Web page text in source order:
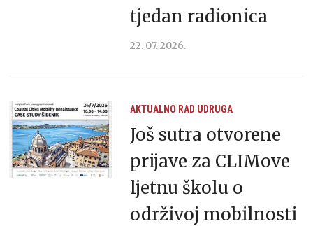
tjedan radionica
22. 07. 2026.
AKTUALNO RAD UDRUGA
Još sutra otvorene
prijave za CLIMove
ljetnu školu o
održivoj mobilnosti